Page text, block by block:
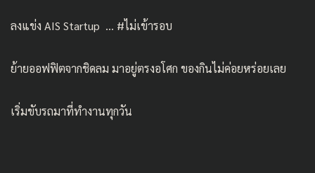
ลงแข่ง AIS Startup … #ไม่เข้ารอบ
ย้ายออฟฟิตจากชิดลม มาอยู่ตรงอโศก ของกินไม่ค่อยหร่อยเลย
เริ่มขับรถมาที่ทำงานทุกวัน